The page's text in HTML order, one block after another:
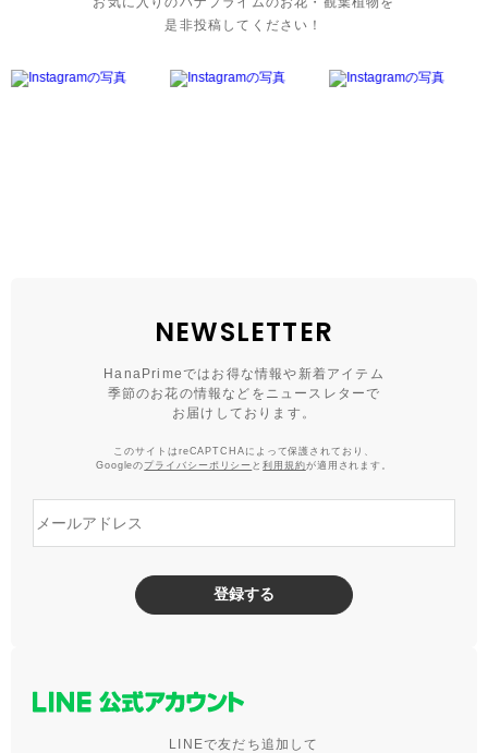
是非投稿してください！
NEWSLETTER
HanaPrimeではお得な情報や新着アイテム
季節のお花の情報などをニュースレターで
お届けしております。
このサイトはreCAPTCHAによって保護されており、
Googleの プライバシーポリシー と利用規約が適用されます。
登録する
LINEで友だち追加して